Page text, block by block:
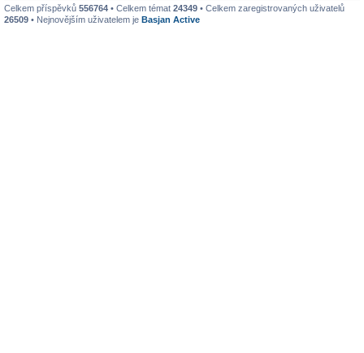
Celkem příspěvků 556764 • Celkem témat 24349 • Celkem zaregistrovaných uživatelů
26509 • Nejnovějším uživatelem je Basjan Active